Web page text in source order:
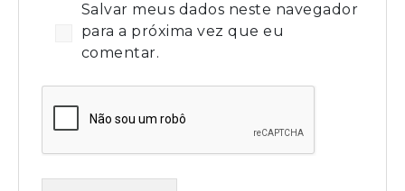
Salvar meus dados neste navegador
para a próxima vez que eu
comentar.